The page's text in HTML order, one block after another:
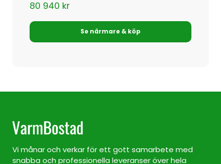
80 940 kr
Se närmare & köp
Vi månar och verkar för ett gott samarbete med
snabba och professionella leveranser över hela